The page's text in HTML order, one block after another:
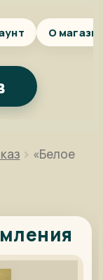
О
«Белое